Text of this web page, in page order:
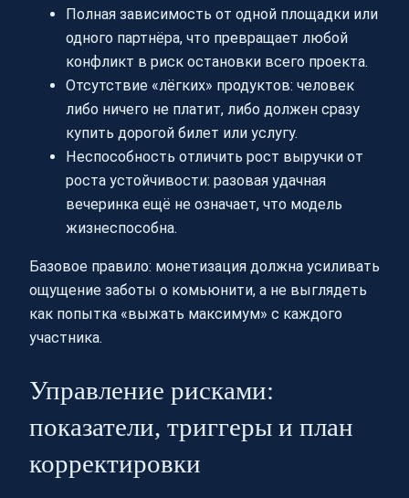
Полная зависимость от одной площадки или
одного партнёра, что превращает любой
конфликт в риск остановки всего проекта.
Отсутствие «лёгких» продуктов: человек
либо ничего не платит, либо должен сразу
купить дорогой билет или услугу.
Неспособность отличить рост выручки от
роста устойчивости: разовая удачная
вечеринка ещё не означает, что модель
жизнеспособна.
Базовое правило: монетизация должна усиливать
ощущение заботы о комьюнити, а не выглядеть
как попытка «выжать максимум» с каждого
участника.
Управление рисками:
показатели, триггеры и план
корректировки